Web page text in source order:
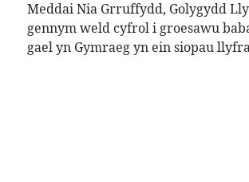
Meddai Nia Grruffydd, Golygydd
gennym weld cyfrol i groesawu
gael yn Gymraeg yn ein siopau